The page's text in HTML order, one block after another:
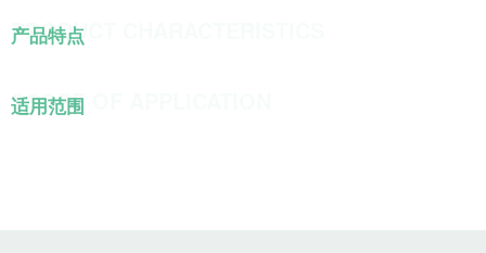
产品特点
PRODUCT CHARACTERISTICS
适用范围
SCOPE OF APPLICATION